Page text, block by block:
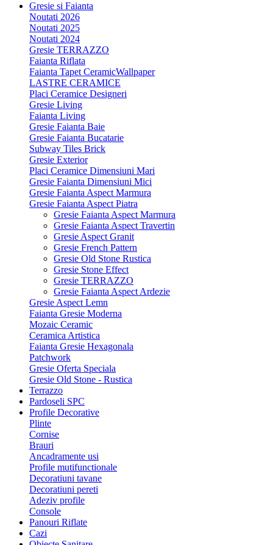
Gresie si Faianta
Noutati 2026
Noutati 2025
Noutati 2024
Gresie TERRAZZO
Faianta Riflata
Faianta Tapet CeramicWallpaper
LASTRE CERAMICE
Placi Ceramice Designeri
Gresie Living
Faianta Living
Gresie Faianta Baie
Gresie Faianta Bucatarie
Subway Tiles Brick
Gresie Exterior
Placi Ceramice Dimensiuni Mari
Gresie Faianta Dimensiuni Mici
Gresie Faianta Aspect Marmura
Gresie Faianta Aspect Piatra
Gresie Faianta Aspect Marmura
Gresie Faianta Aspect Travertin
Gresie Aspect Granit
Gresie French Pattern
Gresie Old Stone Rustica
Gresie Stone Effect
Gresie TERRAZZO
Gresie Faianta Aspect Ardezie
Gresie Aspect Lemn
Faianta Gresie Moderna
Mozaic Ceramic
Ceramica Artistica
Faianta Gresie Hexagonala
Patchwork
Gresie Oferta Speciala
Gresie Old Stone - Rustica
Terrazzo
Pardoseli SPC
Profile Decorative
Plinte
Cornise
Brauri
Ancadramente usi
Profile mutifunctionale
Decoratiuni tavane
Decoratiuni pereti
Adeziv profile
Console
Panouri Riflate
Cazi